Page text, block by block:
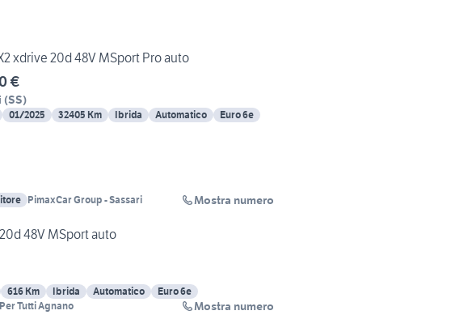
xdrive 20d 48V MSport Pro auto
€
(SS)
01/2025 32405 Km Ibrida Automatico Euro 6e
PimaxCar Group - Sassari Mostra numero
48V MSport auto
616 Km Ibrida Automatico
Euro 6e
Tutti Agnano Mostra numero